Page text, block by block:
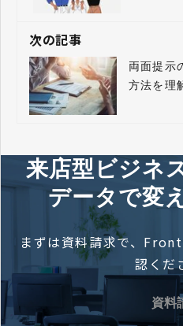
次の記事
両面提示
方法を理
来店型ビジネ
データで変
まずは資料請求で、
認くだ
資料